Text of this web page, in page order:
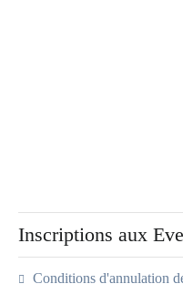
Inscriptions aux
Conditions d'annulation